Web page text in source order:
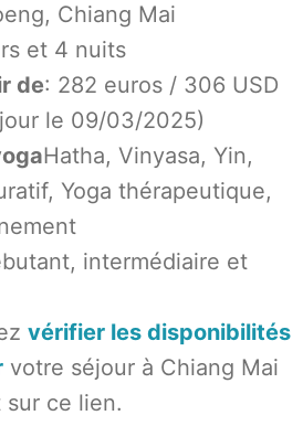
Chiang Mai
et 4 nuits
de: 282 euros / 306 USD
le 09/03/2025)
Hatha, Vinyasa, Yin,
Yoga thérapeutique,
intermédiaire et
vérifier les disponibilités
votre séjour à Chiang Mai
ce lien.